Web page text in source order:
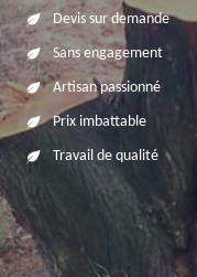
Devis sur demande
Sans engagement
Artisan passionné
Prix imbattable
Travail de qualité